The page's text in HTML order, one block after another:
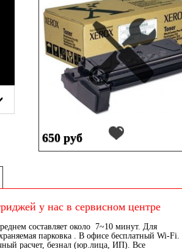
650 руб
у нас в сервисном центре
составляет около 7~10 минут. Для
парковка . В офисе бесплатный Wi-Fi.
расчет, безнал (юр.лица, ИП). Все